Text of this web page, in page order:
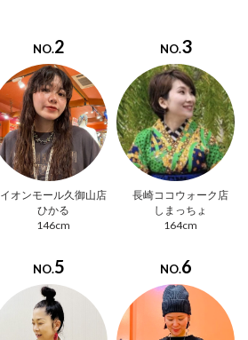
NO.2
イオンモール久御山店
ひかる
146cm
NO.3
長崎ココウォーク店
しまっちょ
164cm
NO.5 NO.6